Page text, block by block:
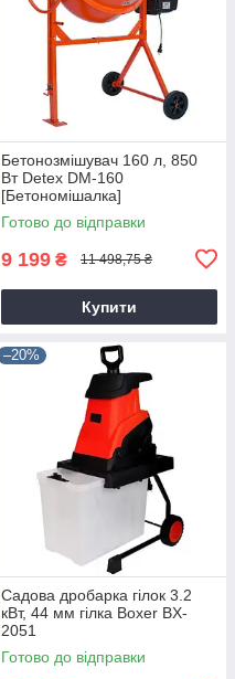
Бетонозмішувач 160 л, 850
Вт Detex DM-160
[Бетономішалка]
Готово до відправки
9 199 ₴ 11 498,75 ₴
Купити
–20%
Садова дробарка гілок 3.2
кВт, 44 мм гілка Boxer BX-
2051
Готово до відправки